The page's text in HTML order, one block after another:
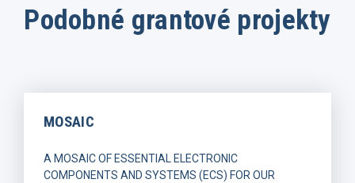
Podobné grantové projekty
MOSAIC
A MOSAIC OF ESSENTIAL ELECTRONIC
COMPONENTS AND SYSTEMS (ECS) FOR OUR